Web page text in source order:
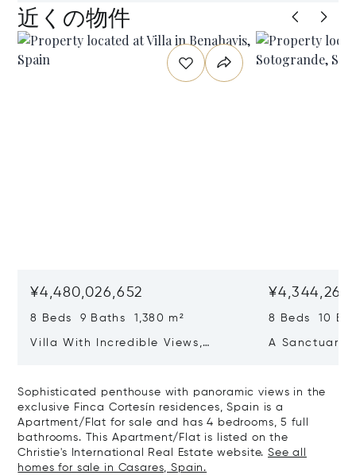
近くの物件
¥4,480,026,652
8 Beds 9 Baths 1,380 m²
Villa With Incredible Views,
8 Beds 10
A Sanctuary
Sophisticated penthouse with panoramic views in the
exclusive Finca Cortesín residences, Spain is a
Apartment/Flat for sale and has 4 bedrooms, 5 full
bathrooms. This Apartment/Flat is listed on the
Christie's International Real Estate website.See all
homes for sale in Casares, Spain.